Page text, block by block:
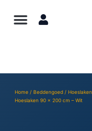
Home / Beddengoed / Hoeslaken
Hoeslaken 90 x 200 cm – Wit